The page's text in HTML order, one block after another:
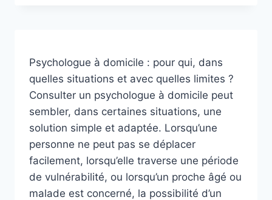
QUI,
POURQUOI
?
Psychologue à domicile : pour qui, dans
quelles situations et avec quelles limites ?
Consulter un psychologue à domicile peut
sembler, dans certaines situations, une
solution simple et adaptée. Lorsqu’une
personne ne peut pas se déplacer
facilement, lorsqu’elle traverse une période
de vulnérabilité, ou lorsqu’un proche âgé ou
malade est concerné, la possibilité d’un